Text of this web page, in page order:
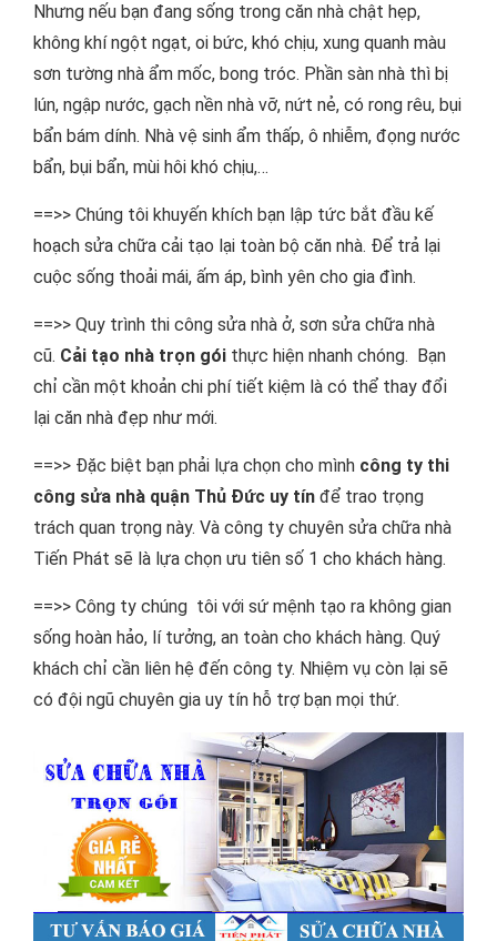
Nhưng nếu bạn đang sống trong căn nhà chật hẹp,
không khí ngột ngạt, oi bức, khó chịu, xung quanh màu
sơn tường nhà ẩm mốc, bong tróc. Phần sàn nhà thì bị
lún, ngập nước, gạch nền nhà vỡ, nứt nẻ, có rong rêu, bụi
bẩn bám dính. Nhà vệ sinh ẩm thấp, ô nhiễm, đọng nước
bẩn, bụi bẩn, mùi hôi khó chịu,…
==>> Chúng tôi khuyến khích bạn lập tức bắt đầu kế
hoạch sửa chữa cải tạo lại toàn bộ căn nhà. Để trả lại
cuộc sống thoải mái, ấm áp, bình yên cho gia đình.
==>> Quy trình thi công sửa nhà ở, sơn sửa chữa nhà
cũ. Cải tạo nhà trọn gói thực hiện nhanh chóng. Bạn
chỉ cần một khoản chi phí tiết kiệm là có thể thay đổi
lại căn nhà đẹp như mới.
==>> Đặc biệt bạn phải lựa chọn cho mình công ty thi
công sửa nhà quận Thủ Đức uy tín để trao trọng
trách quan trọng này. Và công ty chuyên sửa chữa nhà
Tiến Phát sẽ là lựa chọn ưu tiên số 1 cho khách hàng.
==>> Công ty chúng tôi với sứ mệnh tạo ra không gian
sống hoàn hảo, lí tưởng, an toàn cho khách hàng. Quý
khách chỉ cần liên hệ đến công ty. Nhiệm vụ còn lại sẽ
có đội ngũ chuyên gia uy tín hỗ trợ bạn mọi thứ.